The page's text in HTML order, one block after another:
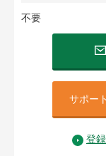
不要
サポー
登